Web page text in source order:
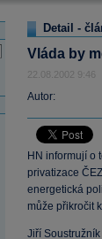
Detail -
Vláda by
22.08.2002 9:46
Autor:
HN informují o
privatizace
energetická
může přikročit
Jiří Soustružník